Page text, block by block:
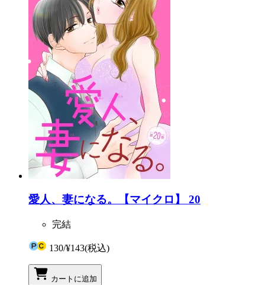
愛人、妻になる。【マイクロ】 20
完結
130/¥143(税込)
カートに追加